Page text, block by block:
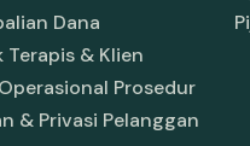
Dana
Terapis & Klien
Prosedur
& Privasi Pelanggan